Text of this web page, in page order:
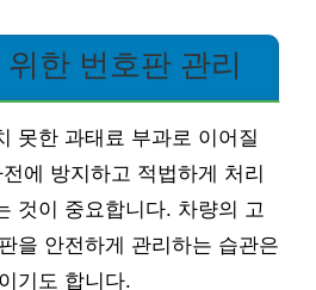
한 번호판 관리
못한 과태료 부과로 이어질
에 방지하고 적법하게 처리
것이 중요합니다. 차량의 고
을 안전하게 관리하는 습관은
기도 합니다.